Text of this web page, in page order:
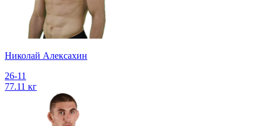
Николай Алексахин
26-11
77.11 кг